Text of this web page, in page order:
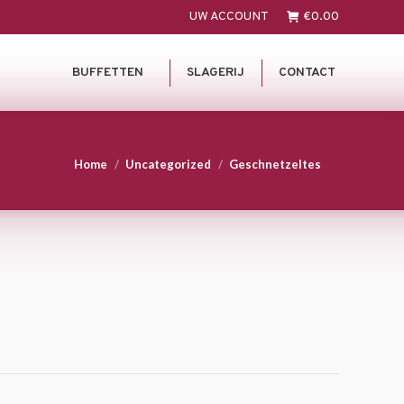
UW ACCOUNT €0.00
BUFFETTEN SLAGERIJ CONTACT
Home Uncategorized Geschnetzeltes